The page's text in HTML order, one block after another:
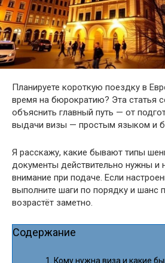
Планируете короткую поездку в
время на бюрократию? Эта статья
объяснить главный путь — от
выдачи визы — простым языком и
Я расскажу, какие бывают типы
документы действительно нужны и
внимание при подаче. Если
выполните шаги по порядку и шанс
возрастёт заметно.
Содержание
Кому нужна виза и какие